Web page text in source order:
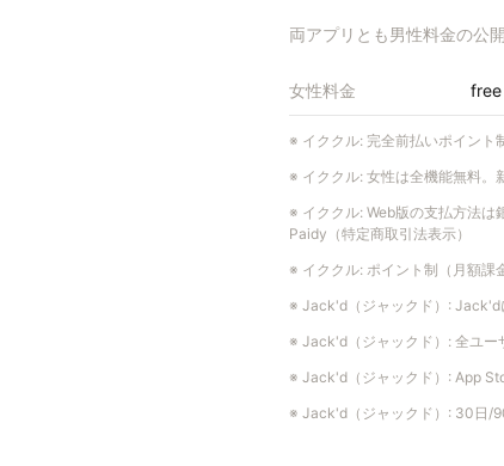
両アプリとも男性料金の公
女性料金 free
※ イククル: 完全前払いポイント
※ イククル: 女性は全機能無料。
※ イククル: Web版の支払方法は
Paidy（特定商取引法表示）
※ イククル: ポイント制（月額課
※ Jack'd（ジャックド） : Jack'd
※ Jack'd（ジャックド） : 全ユー
※ Jack'd（ジャックド） : App
※ Jack'd（ジャックド） : 30日/